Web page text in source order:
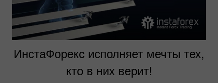
ИнстаФорекс исполняет мечты тех,
кто в них верит!